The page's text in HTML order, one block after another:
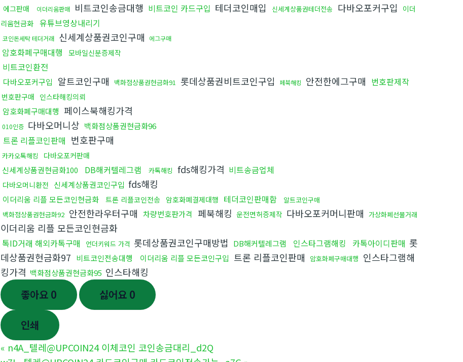
에그판매 이더리움판매 비트코인송금대행 비트코인 카드구입 테더코인매입 신세계상품권테더전송 다바오포커구입
이더
리움현금화 유튜브영상내리기
코인돈세탁 테더거래 신세계상품권코인구매 에그구매
암호화폐구매대행 모바일신분증제작
비트코인환전
다바오포커구입 알트코인구매 백화점상품권현금화91 롯데상품권비트코인구입 페북해킹 안전한에그구매 번호판제작
번호판구매 인스타해킹의뢰
암호화폐구매대행 페이스북해킹가격
010인증 다바오머니상 백화점상품권현금화96
트론 리플코인판매 번호판구매
카카오톡해킹 다바오포커판매
신세계상품권현금화100 DB해커텔레그램 카톡해킹 fds해킹가격 비트송금업체
다바오머니환전 신세계상품권코인구입 fds해킹
이더리움 리플 모든코인현금화 트론 리플코인전송 암호화폐결제대행 테더코인판매함
알트코인구매
백화점상품권현금화92 안전한라우터구매 차량번호판가격 페북해킹 운전면허증제작 다바오포커머니판매 가상화폐선물거래
이더리움 리플 모든코인현금화
톡ID거래 해외카톡구매 언더키워드 가격 롯데상품권코인구매방법 DB해커텔레그램 인스타그램해킹 카톡아이디판매 롯
데상품권현금화97 비트코인전송대행 이더리움 리플 모든코인구입 트론 리플코인판매 암호화폐구매대행 인스타그램해
킹가격 백화점상품권현금화95 인스타해킹
좋아요 0 싫어요 0
인쇄
« n4A_텔레@UPCOIN24 이체코인 코인송금대리_d2Q